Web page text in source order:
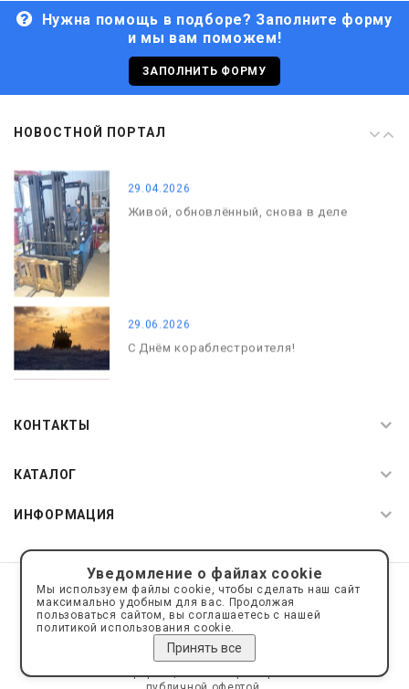
Нужна помощь в подборе? Заполните форму
и мы вам поможем!
ЗАПОЛНИТЬ ФОРМУ
НОВОСТНОЙ ПОРТАЛ
29.06.2026
С Днём кораблестроителя!
С Днём Победы. Память, которая с
29.04.2026
Живой, обновлённый, снова в деле
29.06.2026
С Днём кораблестроителя!
КОНТАКТЫ
КАТАЛОГ
ИНФОРМАЦИЯ
© 2019—2026 Интернет пространство АкваРос
sale@a-ros.ru
Политика конфиденциальности
Политика обработки персональных данных
Сайт носит информационный характер и не является
Уведомление о файлах cookie
Мы используем файлы cookie, чтобы сделать наш сайт
максимально удобным для вас. Продолжая
пользоваться сайтом, вы соглашаетесь с нашей
политикой использования cookie.
Принять все